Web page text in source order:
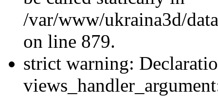
/var/www/ukraina3d/
on line 879.
strict warning: